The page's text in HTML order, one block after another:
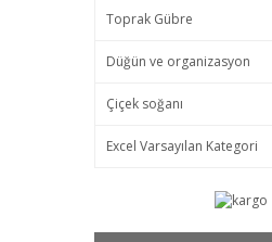
Toprak Gübre
Düğün ve organizasyon
Çiçek soğanı
Excel Varsayılan Kategori